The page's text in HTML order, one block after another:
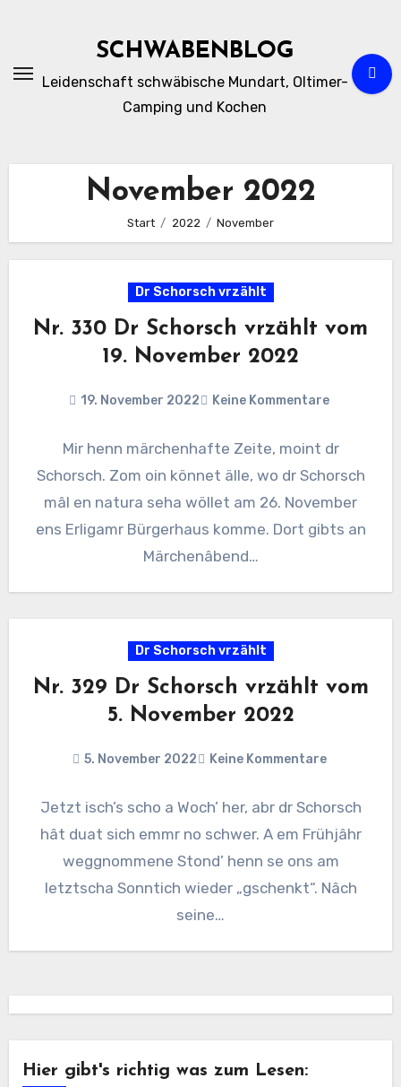
SCHWABENBLOG
Leidenschaft schwäbische Mundart, Oltimer-
Camping und Kochen
November 2022
Start 2022 November
Dr Schorsch vrzählt
Nr. 330 Dr Schorsch vrzählt vom
19. November 2022
19. November 2022 Keine Kommentare
Mir henn märchenhafte Zeite, moint dr
Schorsch. Zom oin könnet älle, wo dr Schorsch
mâl en natura seha wöllet am 26. November
ens Erligamr Bürgerhaus komme. Dort gibts an
Märchenâbend…
Dr Schorsch vrzählt
Nr. 329 Dr Schorsch vrzählt vom
5. November 2022
5. November 2022 Keine Kommentare
Jetzt isch’s scho a Woch’ her, abr dr Schorsch
hât duat sich emmr no schwer. A em Frühjâhr
weggnommene Stond’ henn se ons am
letztscha Sonntich wieder „gschenkt“. Nâch
seine…
Hier gibt's richtig was zum Lesen: